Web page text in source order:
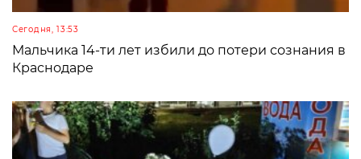
Сегодня, 13:53
Мальчика 14-ти лет избили до потери сознания в
Краснодаре